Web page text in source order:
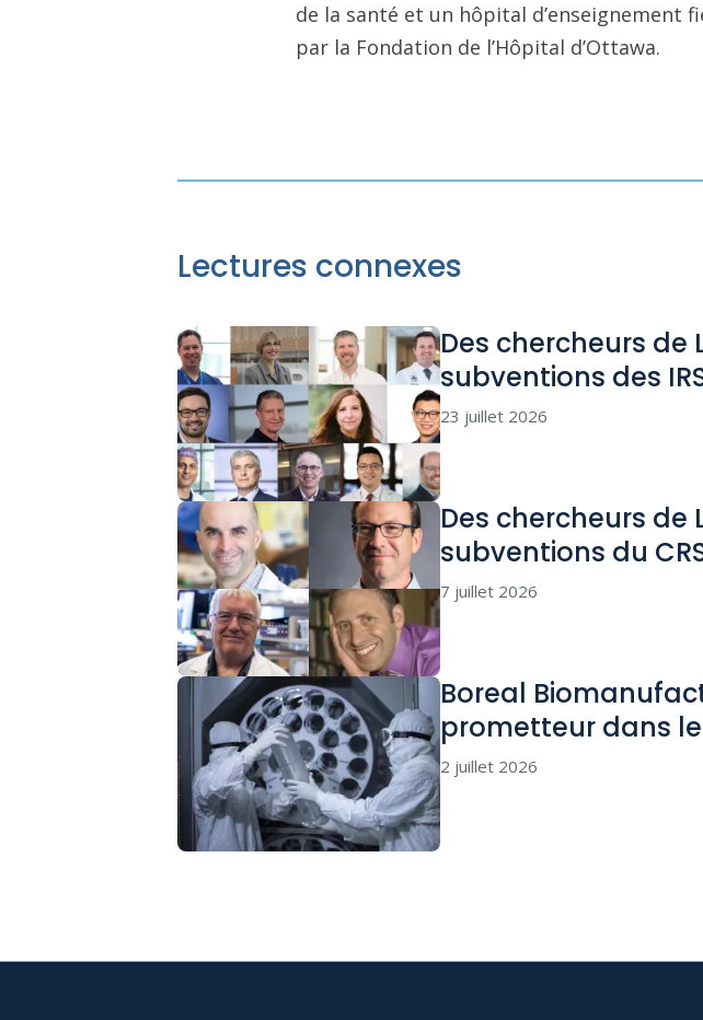
de la santé et un hôpital d’enseignement
par la Fondation de l’Hôpital d’Ottawa.
Lectures connexes
Des chercheurs de
subventions des
23 juillet 2026
Des chercheurs de
subventions du
7 juillet 2026
Boreal
prometteur dans
2 juillet 2026